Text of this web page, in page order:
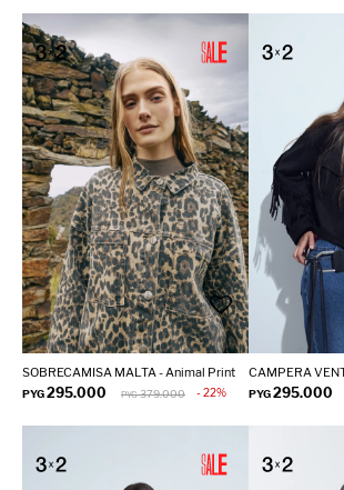
SOBRECAMISA MALTA - Animal Print
PYG295.000 PYG 379.000 22
CAMPERA
PYG295.000